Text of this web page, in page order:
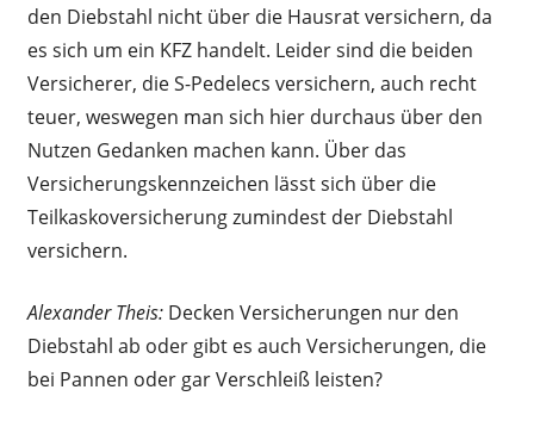
den Diebstahl nicht über die Hausrat versichern, da
es sich um ein KFZ handelt. Leider sind die beiden
Versicherer, die S-Pedelecs versichern, auch recht
teuer, weswegen man sich hier durchaus über den
Nutzen Gedanken machen kann. Über das
Versicherungskennzeichen lässt sich über die
Teilkaskoversicherung zumindest der Diebstahl
versichern.
Alexander Theis: Decken Versicherungen nur den
Diebstahl ab oder gibt es auch Versicherungen, die
bei Pannen oder gar Verschleiß leisten?